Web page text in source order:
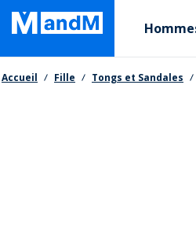
Skip
main
content
Primary departments
Fil d'Ariane
Accueil Fille Tongs et Sandales